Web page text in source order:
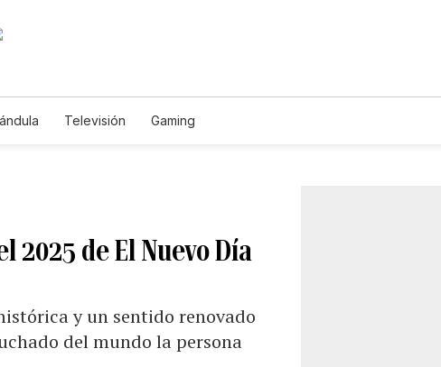
Televisión Gaming
2025 de El Nuevo Día
y un sentido renovado
del mundo la persona